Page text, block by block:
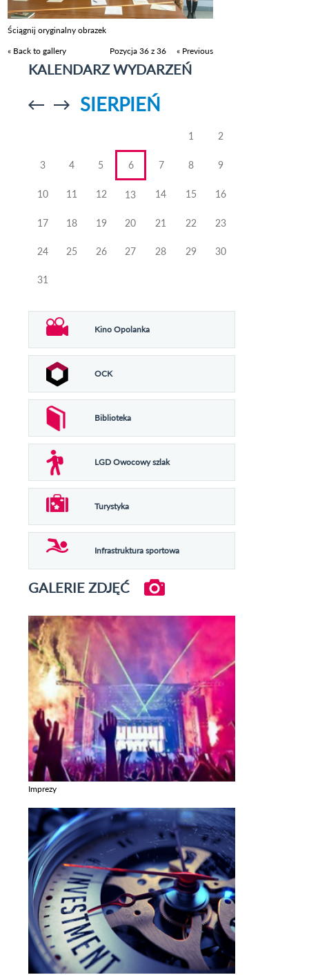
Ściągnij oryginalny obrazek
« Back to gallery
Pozycja 36 z 36 « Previous
KALENDARZ WYDARZEŃ
Przejdź doPrzejdź do
SIERPIEŃ
1 2
3 4 5 6 7 8 9
10 11 12 13 14 15 16
17 18 19 20 21 22 23
24 25 26 27 28 29 30
31
Kino Opolanka
OCK
Biblioteka
LGD Owocowy szlak
Turystyka
Infrastruktura sportowa
GALERIE ZDJĘĆ
Imprezy